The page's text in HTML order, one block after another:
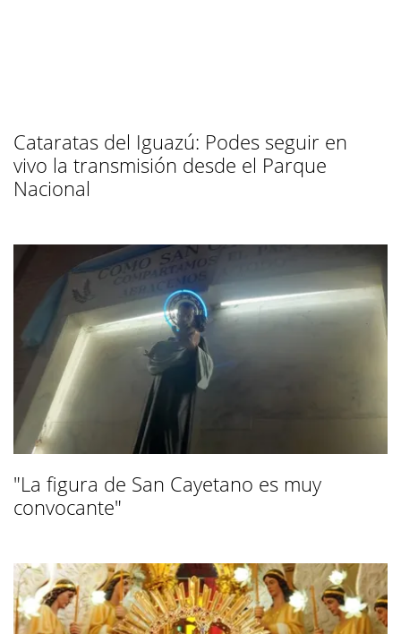
Cataratas del Iguazú: Podes seguir en
vivo la transmisión desde el Parque
Nacional
"La figura de San Cayetano es muy
convocante"